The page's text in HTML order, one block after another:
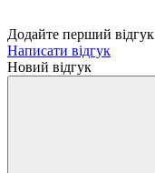
Додайте перший відгук
Написати відгук
Новий відгук